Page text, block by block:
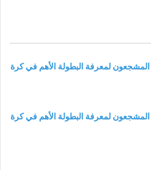
ما يحتاجه المشجعون لمعرفة البطولة الأهم في كرة
ما يحتاجه المشجعون لمعرفة البطولة الأهم في كرة